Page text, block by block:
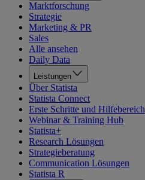
Marktforschung
Strategie
Marketing & PR
Sales
Alle ansehen
Daily Data
Leistungen
Über Statista
Statista Connect
Erste Schritte und Hilfebereich
Webinar & Training Hub
Statista+
Research Lösungen
Strategieberatung
Communication Lösungen
Statista R